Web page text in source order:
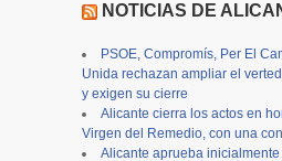
NOTICIAS DE
PSOE, Compromís, Per El
Unida rechazan ampliar el
y exigen su cierre
Alicante cierra los actos en
Virgen del Remedio, con una
Alicante aprueba inicialmente